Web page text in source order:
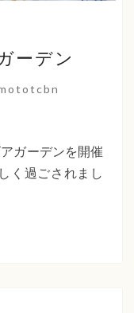
ーデン
ガーデンを開催
く過ごされまし